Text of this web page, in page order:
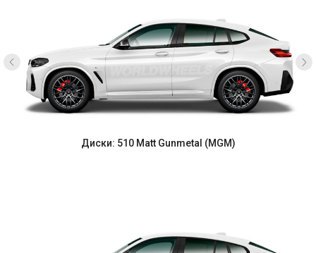
Диски: 510 Matt Gunmetal (MGM)